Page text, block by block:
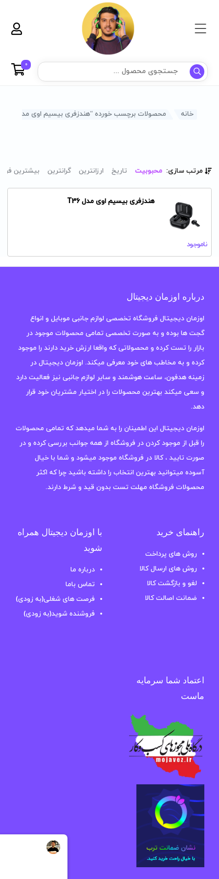
0
خانه محصولات برچسب خورده “هندزفری بیسیم اوی مدل T33”
مرتب سازی: محبوبیت تاریخ ارزانترین گرانترین بیشترین
هندزفری بیسیم اوی مدل T36
ناموجود
درباره اوزمان دیجیتال
اوزمان دیجیتال فروشگاه تخصصی لوازم جانبی موبایل و انواع
گجت ها بوده و به صورت تخصصی تمامی محصولات موجود در
بازار را تست کرده و محصولاتی که واقعا ارزش خرید دارند را موجود
کرده و به مخاطب های خود معرفی میکند. اوزمان دیجیتال در
زمینه هدفون، ساعت هوشمند و سایر لوازم جانبی نیز فعالیت دارد
و سعی میکند بهترین محصولات را در اختیار مشتریان خود قرار
دهد.
اوزمان دیجیتال این اطمینان را به شما میدهد که تمامی محصولات
را قبل از موجود کردن در فروشگاه از همه جوانب بررسی کرده و در
صورت تایید ، کالا در فروشگاه موجود میشود و شما با خیال
آسوده میتوانید بهترین انتخاب را داشته باشید چرا که اکثر
محصولات فروشگاه مهلت تست بدون قید و شرط دارند.
راهنمای خرید
روش های پرداخت
روش های ارسال کالا
لغو و بازگشت کالا
ضمانت اصالت کالا
با اوزمان دیجیتال همراه
شوید
درباره ما
تماس باما
فرصت های شغلی(به زودی)
فروشنده شوید(به زودی)
اعتماد شما سرمایه
ماست